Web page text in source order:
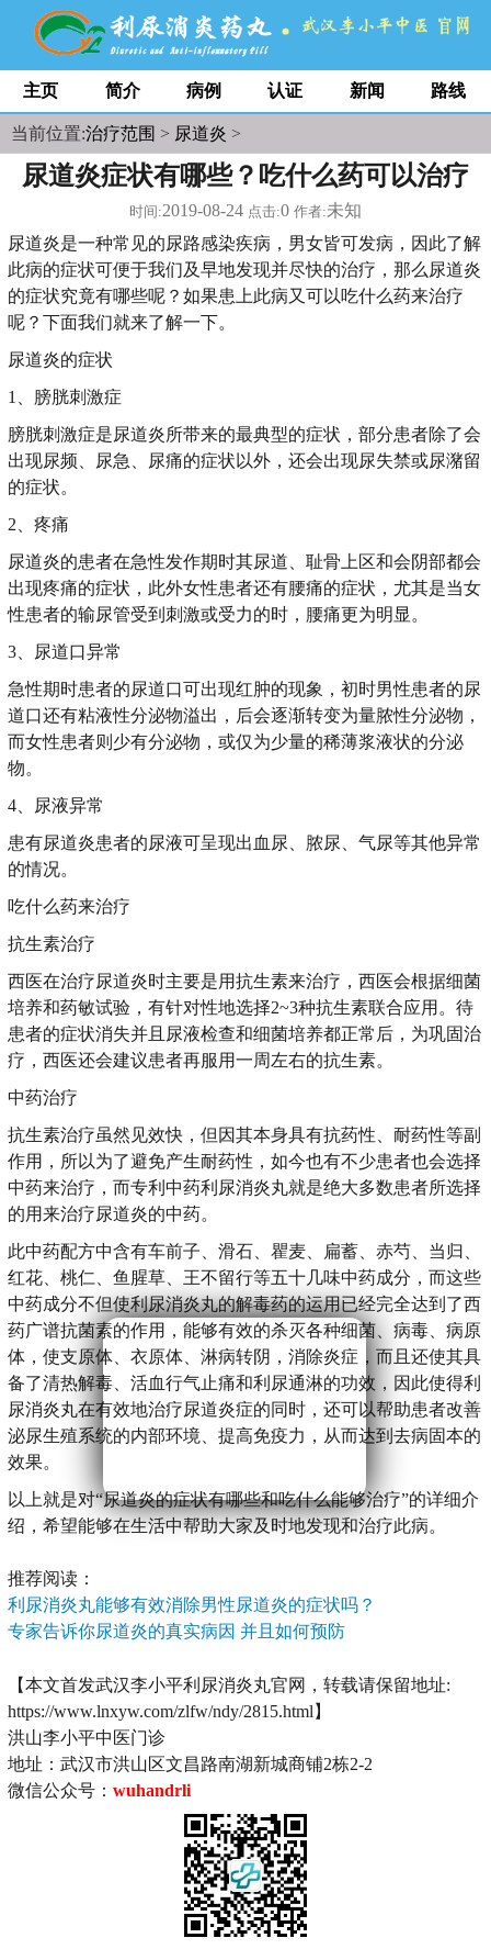
主页 简介 病例 认证 新闻 路线
当前位置:治疗范围 > 尿道炎 >
尿道炎症状有哪些？吃什么药可以治疗
时间:2019-08-24 点击:0 作者:未知
尿道炎是一种常见的尿路感染疾病，男女皆可发病，因此了解
此病的症状可便于我们及早地发现并尽快的治疗，那么尿道炎
的症状究竟有哪些呢？如果患上此病又可以吃什么药来治疗
呢？下面我们就来了解一下。
尿道炎的症状
1、膀胱刺激症
膀胱刺激症是尿道炎所带来的最典型的症状，部分患者除了会
出现尿频、尿急、尿痛的症状以外，还会出现尿失禁或尿潴留
的症状。
2、疼痛
尿道炎的患者在急性发作期时其尿道、耻骨上区和会阴部都会
出现疼痛的症状，此外女性患者还有腰痛的症状，尤其是当女
性患者的输尿管受到刺激或受力的时，腰痛更为明显。
3、尿道口异常
急性期时患者的尿道口可出现红肿的现象，初时男性患者的尿
道口还有粘液性分泌物溢出，后会逐渐转变为量脓性分泌物，
而女性患者则少有分泌物，或仅为少量的稀薄浆液状的分泌
物。
4、尿液异常
患有尿道炎患者的尿液可呈现出血尿、脓尿、气尿等其他异常
的情况。
吃什么药来治疗
抗生素治疗
西医在治疗尿道炎时主要是用抗生素来治疗，西医会根据细菌
培养和药敏试验，有针对性地选择2~3种抗生素联合应用。待
患者的症状消失并且尿液检查和细菌培养都正常后，为巩固治
疗，西医还会建议患者再服用一周左右的抗生素。
中药治疗
抗生素治疗虽然见效快，但因其本身具有抗药性、耐药性等副
作用，所以为了避免产生耐药性，如今也有不少患者也会选择
中药来治疗，而专利中药利尿消炎丸就是绝大多数患者所选择
的用来治疗尿道炎的中药。
此中药配方中含有车前子、滑石、瞿麦、扁蓄、赤芍、当归、
红花、桃仁、鱼腥草、王不留行等五十几味中药成分，而这些
中药成分不但使利尿消炎丸的解毒药的运用已经完全达到了西
药广谱抗菌素的作用，能够有效的杀灭各种细菌、病毒、病原
体，使支原体、衣原体、淋病转阴，消除炎症，而且还使其具
备了清热解毒、活血行气止痛和利尿通淋的功效，因此使得利
尿消炎丸在有效地治疗尿道炎症的同时，还可以帮助患者改善
泌尿生殖系统的内部环境、提高免疫力，从而达到去病固本的
效果。
以上就是对“尿道炎的症状有哪些和吃什么能够治疗”的详细介
绍，希望能够在生活中帮助大家及时地发现和治疗此病。
推荐阅读：
利尿消炎丸能够有效消除男性尿道炎的症状吗？
专家告诉你尿道炎的真实病因 并且如何预防
【本文首发武汉李小平利尿消炎丸官网，转载请保留地址:
https://www.lnxyw.com/zlfw/ndy/2815.html】
洪山李小平中医门诊
地址：武汉市洪山区文昌路南湖新城商铺2栋2-2
微信公众号： wuhandrli